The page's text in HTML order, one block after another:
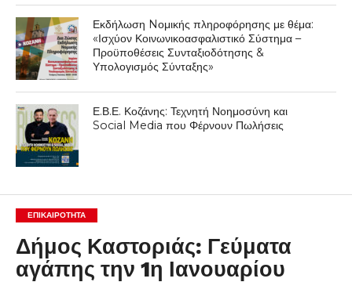
Εκδήλωση Nομικής πληροφόρησης με θέμα:
«Ισχύον Κοινωνικοασφαλιστικό Σύστημα –
Προϋποθέσεις Συνταξιοδότησης &
Υπολογισμός Σύνταξης»
Ε.Β.Ε. Κοζάνης: Τεχνητή Νοημοσύνη και
Social Media που Φέρνουν Πωλήσεις
ΕΠΙΚΑΙΡΟΤΗΤΑ
Δήμος Καστοριάς: Γεύματα
αγάπης την 1η Ιανουαρίου